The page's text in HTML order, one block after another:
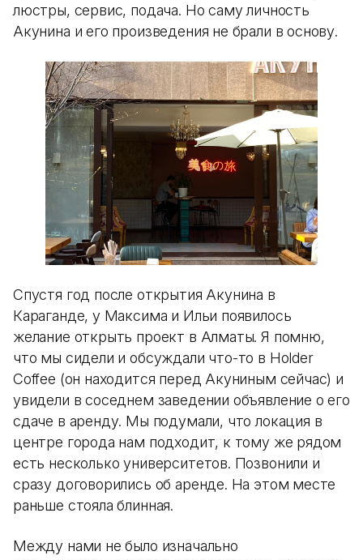
люстры, сервис, подача. Но саму личность
Акунина и его произведения не брали в основу.
Спустя год после открытия Акунина в
Караганде, у Максима и Ильи появилось
желание открыть проект в Алматы. Я помню,
что мы сидели и обсуждали что-то в Holder
Coffee (он находится перед Акуниным сейчас) и
увидели в соседнем заведении объявление о его
сдаче в аренду. Мы подумали, что локация в
центре города нам подходит, к тому же рядом
есть несколько университетов. Позвонили и
сразу договорились об аренде. На этом месте
раньше стояла блинная.
Между нами не было изначально